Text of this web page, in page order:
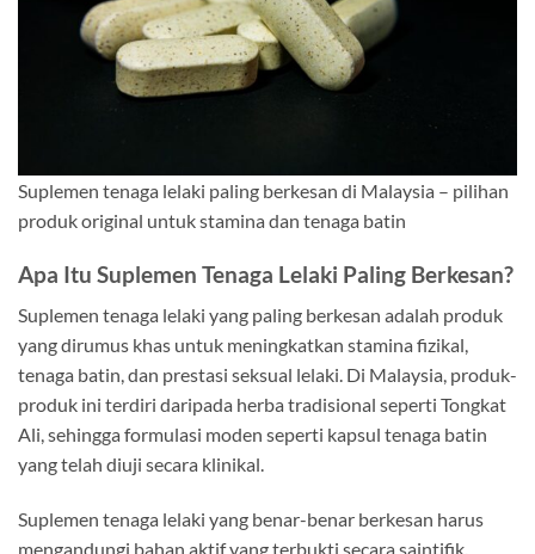
Suplemen tenaga lelaki paling berkesan di Malaysia – pilihan
produk original untuk stamina dan tenaga batin
Apa Itu Suplemen Tenaga Lelaki Paling Berkesan?
Suplemen tenaga lelaki yang paling berkesan adalah produk
yang dirumus khas untuk meningkatkan stamina fizikal,
tenaga batin, dan prestasi seksual lelaki. Di Malaysia, produk-
produk ini terdiri daripada herba tradisional seperti Tongkat
Ali, sehingga formulasi moden seperti kapsul tenaga batin
yang telah diuji secara klinikal.
Suplemen tenaga lelaki yang benar-benar berkesan harus
mengandungi bahan aktif yang terbukti secara saintifik,